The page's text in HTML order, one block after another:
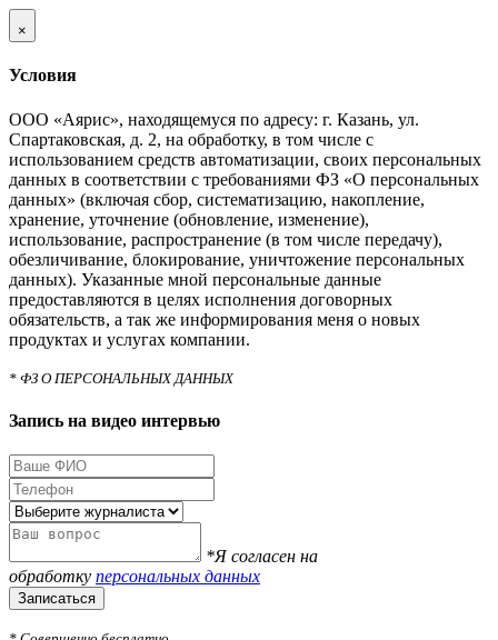
×
Условия
ООО «Аярис», находящемуся по адресу: г. Казань, ул.
Спартаковская, д. 2, на обработку, в том числе с
использованием средств автоматизации, своих персональных
данных в соответствии с требованиями ФЗ «О персональных
данных» (включая сбор, систематизацию, накопление,
хранение, уточнение (обновление, изменение),
использование, распространение (в том числе передачу),
обезличивание, блокирование, уничтожение персональных
данных). Указанные мной персональные данные
предоставляются в целях исполнения договорных
обязательств, а так же информирования меня о новых
продуктах и услугах компании.
* ФЗ О ПЕРСОНАЛЬНЫХ ДАННЫХ
Запись на видео интервью
*Я согласен на
обработку персональных данных
Записаться